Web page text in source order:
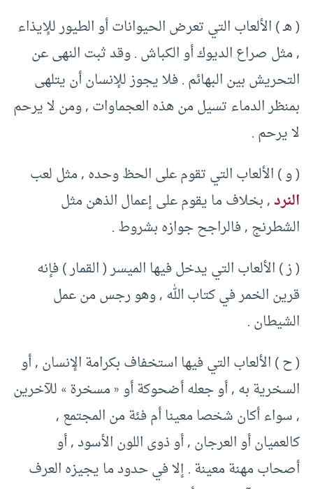
( هـ ) الألعاب التي تعرض الحيوانات أو الطيور للإيذاء
, مثل صراع الديوك أو الكباش . وقد ثبت النهى عن
التحريش بين البهائم . فلا يجوز للإنسان أن يتلهى
بمنظر الدماء تسيل من هذه العجماوات , ومن لا يرحم
لا يرحم .
( و ) الألعاب التي تقوم على الحظ وحده , مثل لعب
النرد, بخلاف ما يقوم على إعمال الذهن مثل
الشطرنج , فالراجح جوازه بشروط .
( ز ) الألعاب التي يدخل فيها الميسر ( القمار ) فإنه
قرين الخمر في كتاب الله , وهو رجس من عمل
الشيطان .
( ح ) الألعاب التي فيها استخفاف بكرامة الإنسان , أو
السخرية به , أو جعله أضحوكة أو « مسخرة » للآخرين
, سواء أكان شخصا معينا أم فئة من المجتمع ,
كالعميان أو العرجان , أو ذوى اللون الأسود , أو
أصحاب مهنة معينة . إلا في حدود ما يجيزه العرف